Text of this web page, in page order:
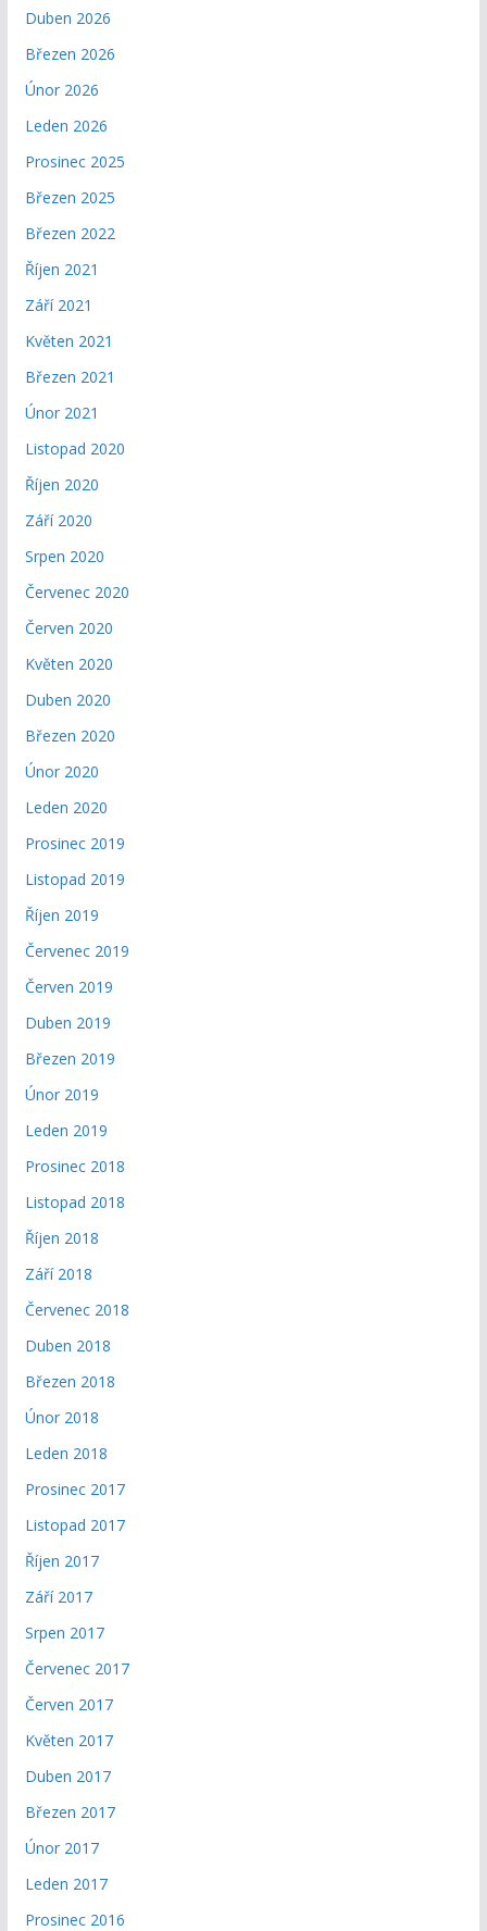
Duben 2026
Březen 2026
Únor 2026
Leden 2026
Prosinec 2025
Březen 2025
Březen 2022
Říjen 2021
Září 2021
Květen 2021
Březen 2021
Únor 2021
Listopad 2020
Říjen 2020
Září 2020
Srpen 2020
Červenec 2020
Červen 2020
Květen 2020
Duben 2020
Březen 2020
Únor 2020
Leden 2020
Prosinec 2019
Listopad 2019
Říjen 2019
Červenec 2019
Červen 2019
Duben 2019
Březen 2019
Únor 2019
Leden 2019
Prosinec 2018
Listopad 2018
Říjen 2018
Září 2018
Červenec 2018
Duben 2018
Březen 2018
Únor 2018
Leden 2018
Prosinec 2017
Listopad 2017
Říjen 2017
Září 2017
Srpen 2017
Červenec 2017
Červen 2017
Květen 2017
Duben 2017
Březen 2017
Únor 2017
Leden 2017
Prosinec 2016